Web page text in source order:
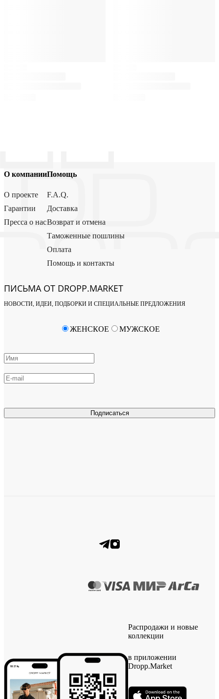
О компании
О проекте
Гарантии
Пресса о нас
Помощь
F.A.Q.
Доставка
Возврат и отмена
Таможенные пошлины
Оплата
Помощь и контакты
ПИСЬМА ОТ DROPP.MARKET
НОВОСТИ, ИДЕИ, ПОДБОРКИ И СПЕЦИАЛЬНЫЕ ПРЕДЛОЖЕНИЯ
Подписаться
ЖЕНСКОЕ МУЖСКОЕ
Распродажи и новые
коллекции
в приложении
Dropp.Market